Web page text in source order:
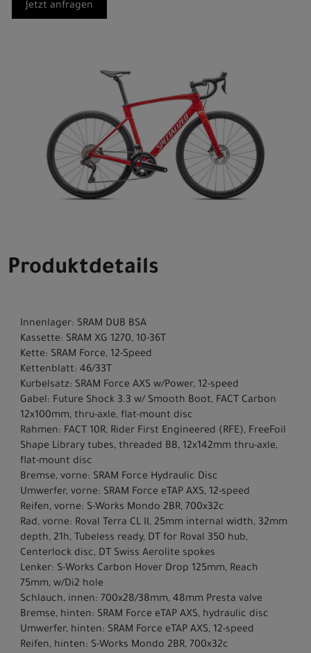
Jetzt anfragen
Produktdetails
Innenlager: SRAM DUB BSA
Kassette: SRAM XG 1270, 10-36T
Kette: SRAM Force, 12-Speed
Kettenblatt: 46/33T
Kurbelsatz: SRAM Force AXS w/Power, 12-speed
Gabel: Future Shock 3.3 w/ Smooth Boot, FACT Carbon
12x100mm, thru-axle, flat-mount disc
Rahmen: FACT 10R, Rider First Engineered (RFE), FreeFoil
Shape Library tubes, threaded BB, 12x142mm thru-axle,
flat-mount disc
Bremse, vorne: SRAM Force Hydraulic Disc
Umwerfer, vorne: SRAM Force eTAP AXS, 12-speed
Reifen, vorne: S-Works Mondo 2BR, 700x32c
Rad, vorne: Roval Terra CL II, 25mm internal width, 32mm
depth, 21h, Tubeless ready, DT for Roval 350 hub,
Centerlock disc, DT Swiss Aerolite spokes
Lenker: S-Works Carbon Hover Drop 125mm, Reach
75mm, w/Di2 hole
Schlauch, innen: 700x28/38mm, 48mm Presta valve
Bremse, hinten: SRAM Force eTAP AXS, hydraulic disc
Umwerfer, hinten: SRAM Force eTAP AXS, 12-speed
Reifen, hinten: S-Works Mondo 2BR, 700x32c